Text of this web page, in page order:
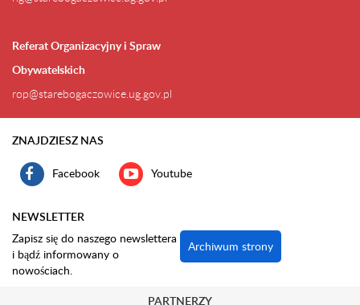
Referat Organizacyjny i Spraw
Obywatelskich
rop@starebogaczowice.ug.gov.pl
ZNAJDZIESZ NAS
Facebook Youtube
NEWSLETTER
Zapisz się do naszego newslettera
i bądź informowany o
nowościach.
Archiwum strony
PARTNERZY